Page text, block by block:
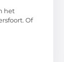
het
Of